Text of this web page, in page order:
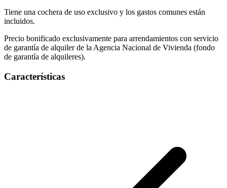
Tiene una cochera de uso exclusivo y los gastos comunes están
incluidos.
Precio bonificado exclusivamente para arrendamientos con servicio
de garantía de alquiler de la Agencia Nacional de Vivienda (fondo
de garantía de alquileres).
Características